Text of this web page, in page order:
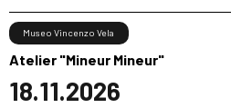
Atelier "Mineur Mineur"
18.11.2026
Museo Vincenzo Vela